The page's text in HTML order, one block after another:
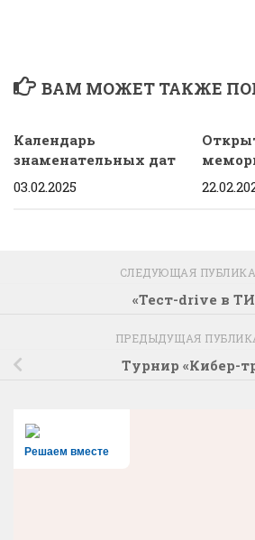
ВАМ МОЖЕТ ТАКЖЕ
Календарь
знаменательных дат
03.02.2025
СЛЕДУЮЩАЯ
«Тест-drive в
ПРЕДЫДУЩАЯ
Турнир «Кибер-
Решаем вместе